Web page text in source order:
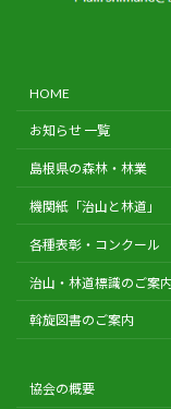
HOME
お知らせ 一覧
島根県の森林・林業
機関紙「治山と林道」
各種表彰・コンクール
治山・林道標識のご案
斡旋図書のご案内
協会の概要